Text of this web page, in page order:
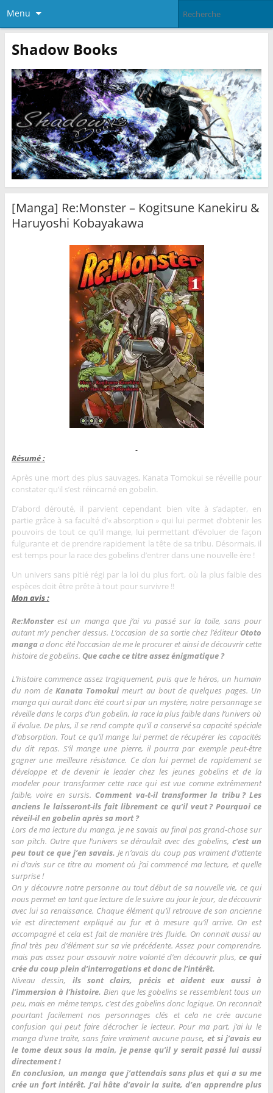
Menu
Shadow Books
[Manga] Re:Monster – Kogitsune Kanekiru &
Haruyoshi Kobayakawa
Résumé :
Après une mort des plus sauvages, Kanata Tomokui se réveille pour
constater qu’il s’est réincarné en gobelin.
D’abord dérouté, il parvient cependant bien vite à s’adapter, en
partie grâce à sa faculté d’« absorption » qui lui permet d’obtenir les
pouvoirs de tout ce qu’il mange, lui permettant d’évoluer de façon
fulgurante et de prendre rapidement la tête de sa tribu. Désormais, il
est temps pour la race des gobelins d’entrer dans une nouvelle ère !
Un univers sans pitié régi par la loi du plus fort, où la plus faible des
espèces doit être prête à tout pour survivre !!
Mon avis :
Re:Monsterest un manga que j’ai vu passé sur la toile, sans pour
autant m’y pencher dessus. L’occasion de sa sortie chez l’éditeur Ototo
mangaa donc été l’occasion de me le procurer et ainsi de découvrir cette
histoire de gobelins. Que cache ce titre assez énigmatique ?
L’histoire commence assez tragiquement, puis que le héros, un humain
du nom de Kanata Tomokui meurt au bout de quelques pages. Un
manga qui aurait donc été court si par un mystère, notre personnage se
réveille dans le corps d’un gobelin, la race la plus faible dans l’univers où
il évolue. De plus, il se rend compte qu’il a conservé sa capacité spéciale
d’absorption. Tout ce qu’il mange lui permet de récupérer les capacités
du dit repas. S’il mange une pierre, il pourra par exemple peut-être
gagner une meilleure résistance. Ce don lui permet de rapidement se
développe et de devenir le leader chez les jeunes gobelins et de la
modeler pour transformer cette race qui est vue comme extrêmement
faible, voire en sursis. Comment va-t-il transformer la tribu ? Les
anciens le laisseront-ils fait librement ce qu’il veut ? Pourquoi ce
réveil-il en gobelin après sa mort ?
Lors de ma lecture du manga, je ne savais au final pas grand-chose sur
son pitch. Outre que l’univers se déroulait avec des gobelins,c’est un
peu tout ce que j’en savais. Je n’avais du coup pas vraiment d’attente
ni d’avis sur ce titre au moment où j’ai commencé ma lecture, et quelle
surprise !
On y découvre notre personne au tout début de sa nouvelle vie, ce qui
nous permet en tant que lecture de le suivre au jour le jour, de découvrir
avec lui sa renaissance. Chaque élément qu’il retrouve de son ancienne
vie est directement expliqué au fur et à mesure qu’il arrive. On est
accompagné et cela est fait de manière très fluide. On connait aussi au
final très peu d’élément sur sa vie précédente. Assez pour comprendre,
mais pas assez pour assouvir notre volonté d’en découvrir plus, ce qui
crée du coup plein d’interrogations et donc de l’intérêt.
Niveau dessin, ils sont clairs, précis et aident eux aussi à
l’immersion à l’histoire. Bien que les gobelins se ressemblent tous un
peu, mais en même temps, c’est des gobelins donc logique. On reconnait
pourtant facilement nos personnages clés et cela ne crée aucune
confusion qui peut faire décrocher le lecteur. Pour ma part, j’ai lu le
manga d’une traite, sans faire vraiment aucune pause, et si j’avais eu
le tome deux sous la main, je pense qu’il y serait passé lui aussi
directement !
En conclusion, un manga que j’attendais sans plus et qui a su me
crée un fort intérêt. J’ai hâte d’avoir la suite, d’en apprendre plus